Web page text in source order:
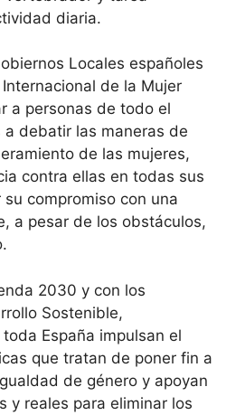
diaria.
Locales españoles
de la Mujer
a personas de todo el
debatir las maneras de
de las mujeres,
contra ellas en todas sus
compromiso con una
a pesar de los obstáculos,
2030 y con los
Sostenible,
España impulsan el
que tratan de poner fin a
de género y apoyan
y reales para eliminar los